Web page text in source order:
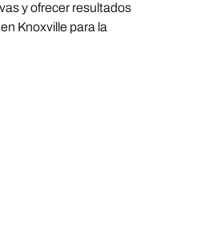
y ofrecer resultados
Knoxville para la